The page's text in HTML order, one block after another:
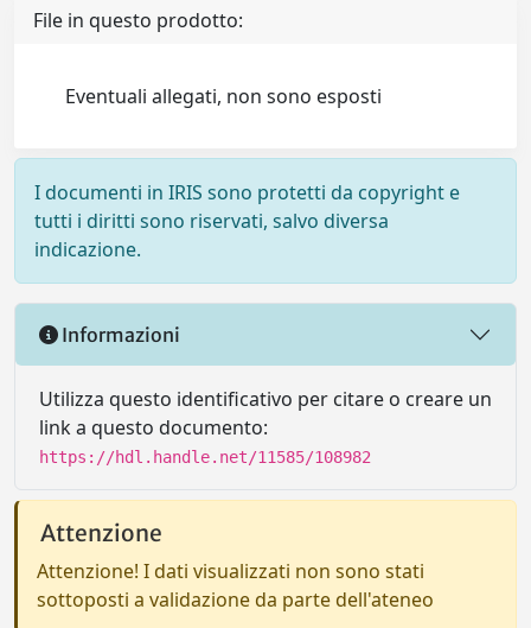
File in questo prodotto:
Eventuali allegati, non sono esposti
I documenti in IRIS sono protetti da copyright e
tutti i diritti sono riservati, salvo diversa
indicazione.
Informazioni
Utilizza questo identificativo per citare o creare un
link a questo documento:
https://hdl.handle.net/11585/108982
Attenzione
Attenzione! I dati visualizzati non sono stati
sottoposti a validazione da parte dell'ateneo